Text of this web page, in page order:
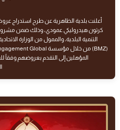
أعلنت بلدية الظاهرية عن طرح استدراج
كرتون هيدروليكي عمودي، وذلك ضمن
التنمية البلدية، والممول من الوزارة
المؤهلين إلى التقدم بعروضهم وفقاً